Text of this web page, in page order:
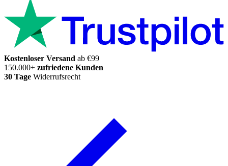
Kostenloser Versand ab €99
150.000+ zufriedene Kunden
30 Tage Widerrufsrecht